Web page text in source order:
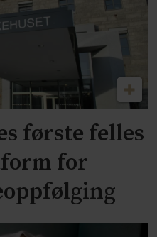
første felles
for